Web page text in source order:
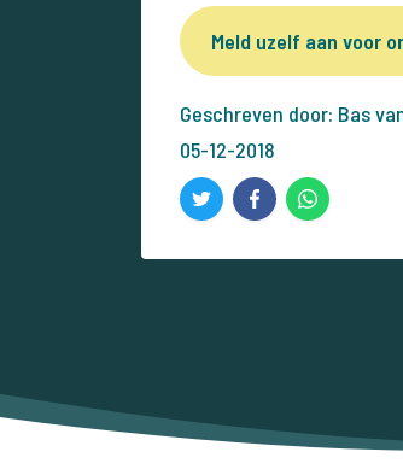
Meld uzelf aan voor
Geschreven door: Bas
05-12-2018